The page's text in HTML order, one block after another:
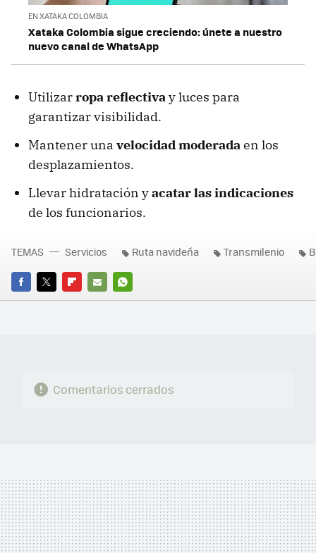
EN XATAKA COLOMBIA
Xataka Colombia sigue creciendo: únete a nuestro
nuevo canal de WhatsApp
Utilizarropa reflectivay luces para
garantizar visibilidad.
Mantener una velocidad moderadaen los
desplazamientos.
Llevar hidratación yacatar las indicaciones
de los funcionarios.
FACEBOOK
TWITTERFLIPBOARD
E-
WHATSAPP
TEMAS Servicios Ruta navideña Transmilenio
Comentarios cerrados